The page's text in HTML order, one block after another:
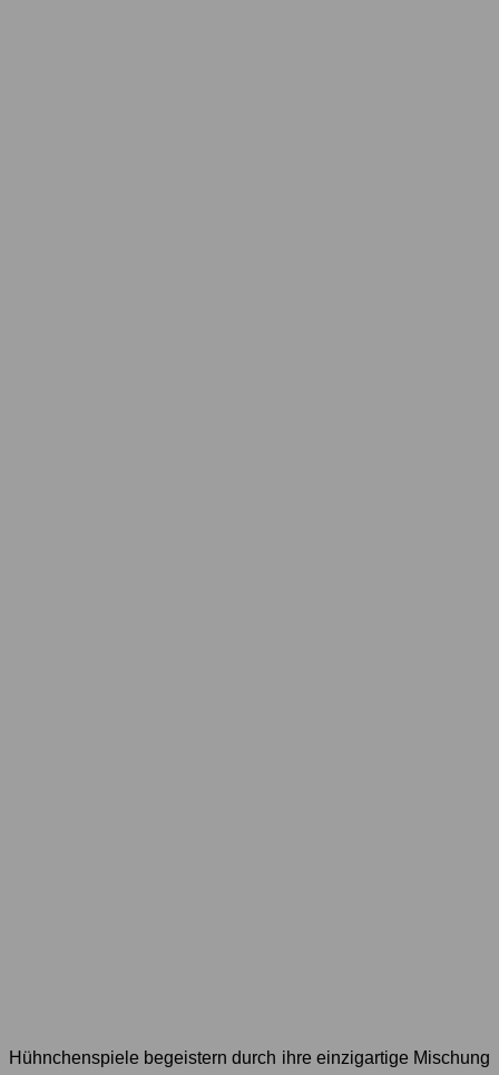
Hühnchenspiele begeistern durch ihre einzigartige Mischung